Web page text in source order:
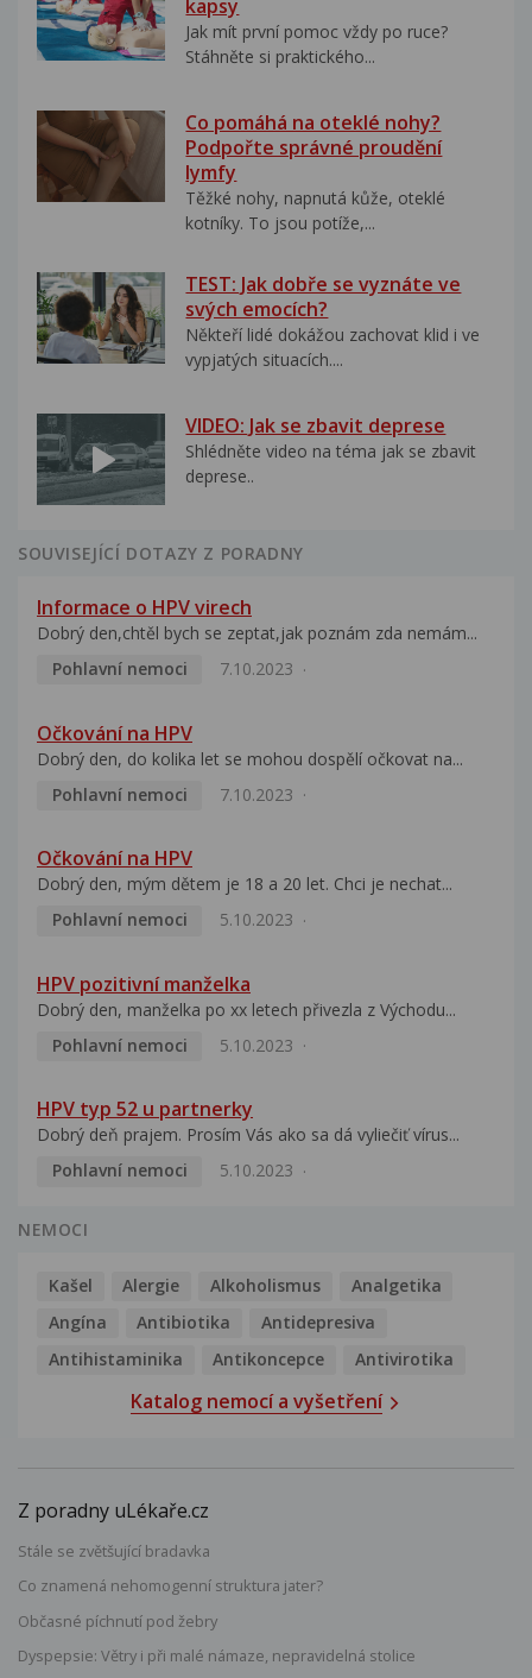
kapsy
Jak mít první pomoc vždy po ruce?
Stáhněte si praktického...
Co pomáhá na oteklé nohy?
Podpořte správné proudění
lymfy
Těžké nohy, napnutá kůže, oteklé
kotníky. To jsou potíže,...
TEST: Jak dobře se vyznáte ve
svých emocích?
Někteří lidé dokážou zachovat klid i ve
vypjatých situacích....
VIDEO: Jak se zbavit deprese
Shlédněte video na téma jak se zbavit
deprese..
SOUVISEJÍCÍ DOTAZY Z PORADNY
Informace o HPV virech
Dobrý den,chtěl bych se zeptat,jak poznám zda nemám...
Pohlavní nemoci
7.10.2023
Očkování na HPV
Dobrý den, do kolika let se mohou dospělí očkovat na...
Pohlavní nemoci
7.10.2023
Očkování na HPV
Dobrý den, mým dětem je 18 a 20 let. Chci je nechat...
Pohlavní nemoci
5.10.2023
HPV pozitivní manželka
Dobrý den, manželka po xx letech přivezla z Východu...
Pohlavní nemoci
5.10.2023
HPV typ 52 u partnerky
Dobrý deň prajem. Prosím Vás ako sa dá vyliečiť vírus...
Pohlavní nemoci
5.10.2023
NEMOCI
Kašel Alergie Alkoholismus
Analgetika
Angína
Antibiotika
Antidepresiva
Antihistaminika
Antikoncepce Antivirotika
Katalog nemocí a vyšetření
Z poradny uLékaře.cz
Stále se zvětšující bradavka
Co znamená nehomogenní struktura jater?
Občasné píchnutí pod žebry
Dyspepsie: Větry i při malé námaze, nepravidelná stolice